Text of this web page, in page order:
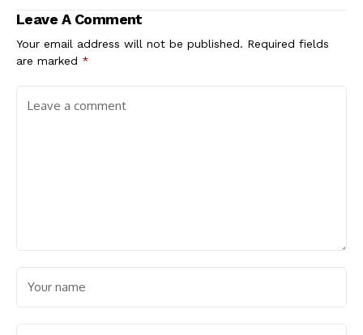
Leave A Comment
Your email address will not be published. Required fields
are marked *